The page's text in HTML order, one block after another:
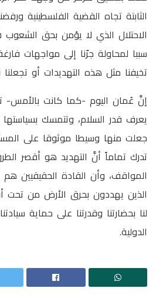
الثابتة تجاه القضية الفلسطينية
الاحتلال الذي لا يؤمن بحق
سببا لمحاولة جرّنا إلى مواجهات
تخيفنا مثل هذه التهديدات أو تجعلنا
إنَّ عُمان اليوم -كما كانت بالأمس-
يعرف قدر السلام، وتتمسك بسياستها
جعلت منها وسيطا موثوقا على
تدرك تماماً أنَّ التهديد هو أقصر
المواقف، وأن القادة الحقيقيين هم
الذين يهددون بحرق الأرض من تحت
لنا بحضارتنا وقدرتنا على حماية
الدولية.